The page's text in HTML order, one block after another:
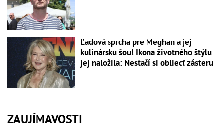
Ľadová sprcha pre Meghan a jej
kulinársku šou! Ikona životného štýlu
jej naložila: Nestačí si obliecť zásteru
ZAUJÍMAVOSTI